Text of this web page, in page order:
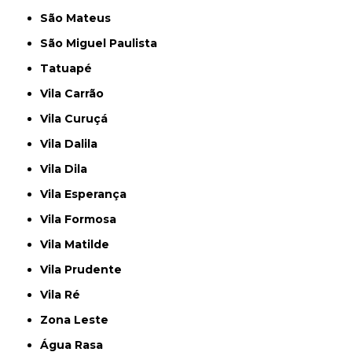
São Mateus
São Miguel Paulista
Tatuapé
Vila Carrão
Vila Curuçá
Vila Dalila
Vila Dila
Vila Esperança
Vila Formosa
Vila Matilde
Vila Prudente
Vila Ré
Zona Leste
Água Rasa